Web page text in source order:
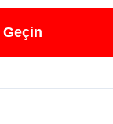
Geçin